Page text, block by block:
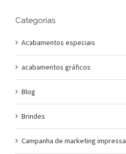
Categorias
Acabamentos especiais
acabamentos gráficos
Blog
Brindes
Campanha de marketing impressa